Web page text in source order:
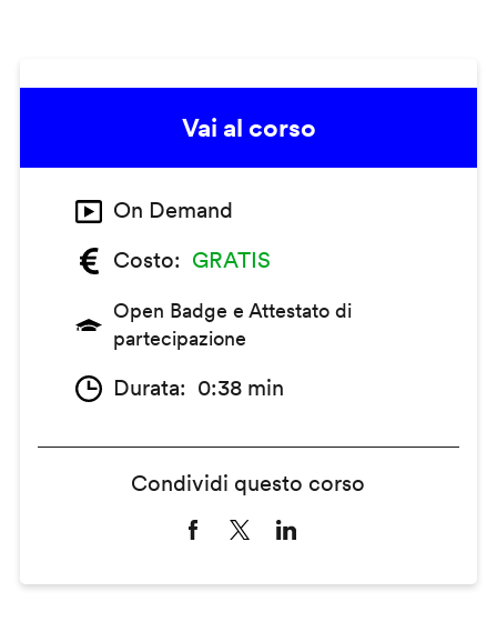
Vai al corso
On Demand
Costo
GRATIS
Open Badge e Attestato di
partecipazione
Durata 0:38 min
Condividi questo corso